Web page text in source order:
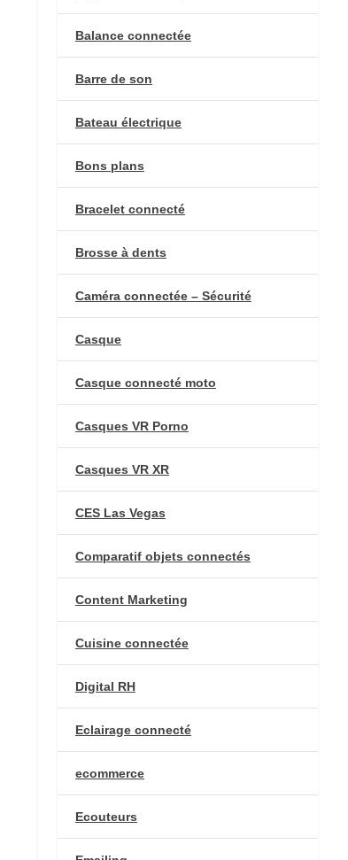
Balance connectée
Barre de son
Bateau électrique
Bons plans
Bracelet connecté
Brosse à dents
Caméra connectée – Sécurité
Casque
Casque connecté moto
Casques VR Porno
Casques VR XR
CES Las Vegas
Comparatif objets connectés
Content Marketing
Cuisine connectée
Digital RH
Eclairage connecté
ecommerce
Ecouteurs